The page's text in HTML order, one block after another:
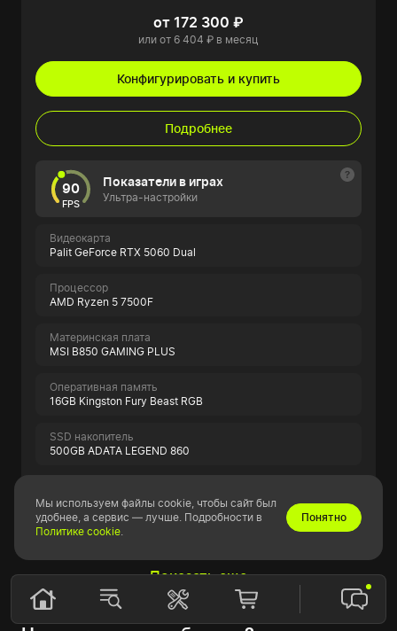
от 172 300 ₽
или от 6 404 ₽ в месяц
Конфигурировать и купить
Подробнее
90
FPS
Показатели в играх
Ультра-настройки
Видеокарта
Palit GeForce RTX 5060 Dual
Процессор
AMD Ryzen 5 7500F
Материнская плата
MSI B850 GAMING PLUS
Оперативная память
16GB Kingston Fury Beast RGB
SSD накопитель
500GB ADATA LEGEND 860
Показать всю спецификацию
Показать еще
Мы используем файлы cookie, чтобы сайт был
удобнее, а сервис — лучше. Подробности в
Политике cookie.
Понятно